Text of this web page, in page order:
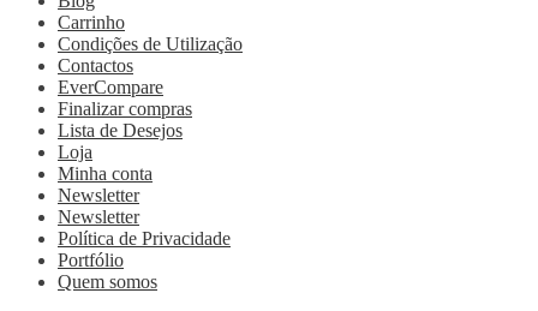
Carrinho
Condições de Utilização
Contactos
EverCompare
Finalizar compras
Lista de Desejos
Loja
Minha conta
Newsletter
Newsletter
Política de Privacidade
Portfólio
Quem somos